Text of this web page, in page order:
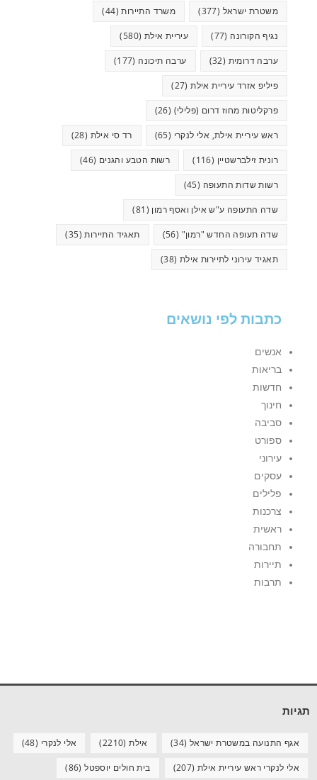
משטרת ישראל (377) משרד התיירות(44)
נגיף הקורונה (77) עיריית אילת (580)
ערבה דרומית (32) ערבה תיכונה (177)
פיליפ אזרד עיריית אילת(27)
פרקליטות מחוז דרום (פלילי) (26)
ראש עיריית אילת, אלי לנקרי (65) רד סי אילת (28)
רונית זילברשטיין (116) רשות הטבע והגנים (46)
רשות שדות התעופה (45)
שדה התעופה ע"ש אילן ואסף רמון (81)
שדה תעופה החדש "רמון" (56) תאגיד התיירות(35)
תאגיד עירוני לתיירות אילת (38)
כתבות לפי נושאים
אנשים
בריאות
חדשות
חינוך
סביבה
ספורט
עירוני
עסקים
פלילים
צרכנות
ראשית
תחבורה
תיירות
תרבות
תגיות
אגף התנועה במשטרת ישראל (34) אילת(2210) אלי לנקרי (48)
אלי לנקרי ראש עיריית אילת (207) בית חולים יוספטל(86)